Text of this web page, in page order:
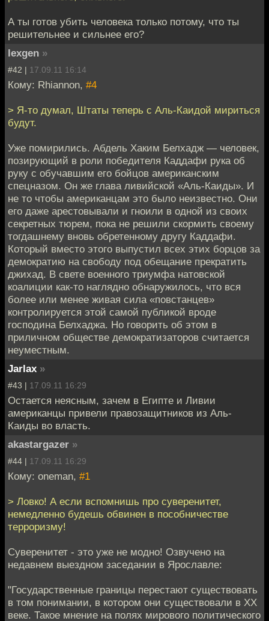
А ты готов убить человека только потому, что ты
решительнее и сильнее его?
lexgen »
#42 | 17.09.11 16:14
Кому: Rhiannon, #4
> Я-то думал, Штаты теперь с Аль-Каидой мириться
будут.
Уже помирились. Абдель Хаким Белхадж — человек,
позирующий в роли победителя Каддафи рука об
руку с обучавшим его бойцов американским
спецназом. Он же глава ливийской «Аль-Каиды». И
не то чтобы американцам это было неизвестно. Они
его даже арестовывали и гноили в одной из своих
секретных тюрем, пока не решили скормить своему
тогдашнему вновь обретенному другу Каддафи.
Который вместо этого выпустил всех этих борцов за
демократию на свободу под обещание прекратить
джихад. В свете военного триумфа натовской
коалиции как-то наглядно обнаружилось, что вся
более или менее живая сила «повстанцев»
контролируется этой самой публикой вроде
господина Белхаджа. Но говорить об этом в
приличном обществе демократизаторов считается
неуместным.
Jarlax »
#43 | 17.09.11 16:29
Остается неясным, зачем в Египте и Ливии
американцы привели правозащитников из Аль-
Каиды во власть.
akastargazer »
#44 | 17.09.11 16:29
Кому: oneman, #1
> Ловко! А если вспомнишь про суверенитет,
немедленно будешь обвинен в пособничестве
терроризму!
Суверенитет - это уже не модно! Озвучено на
недавнем выездном заседании в Ярославле:
"Государственные границы перестают существовать
в том понимании, в котором они существовали в XX
веке. Такое мнение на полях мирового политического